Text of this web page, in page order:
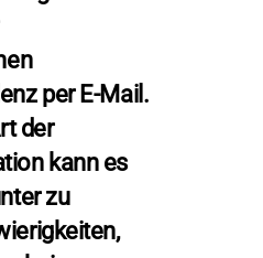
per E-Mail.
der
kann es
zu